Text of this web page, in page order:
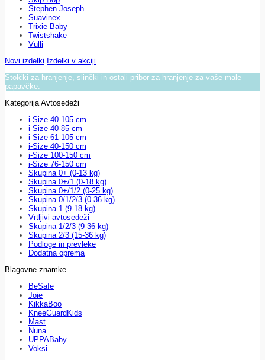
Stephen Joseph
Suavinex
Trixie Baby
Twistshake
Vulli
Novi izdelki Izdelki v akciji
Stolčki za hranjenje, slinčki in ostali pribor za hranjenje za vaše male
papavčke.
Kategorija Avtosedeži
i-Size 40-105 cm
i-Size 40-85 cm
i-Size 61-105 cm
i-Size 40-150 cm
i-Size 100-150 cm
i-Size 76-150 cm
Skupina 0+ (0-13 kg)
Skupina 0+/1 (0-18 kg)
Skupina 0+/1/2 (0-25 kg)
Skupina 0/1/2/3 (0-36 kg)
Skupina 1 (9-18 kg)
Vrtljivi avtosedeži
Skupina 1/2/3 (9-36 kg)
Skupina 2/3 (15-36 kg)
Podloge in prevleke
Dodatna oprema
Blagovne znamke
BeSafe
Joie
KikkaBoo
KneeGuardKids
Mast
Nuna
UPPABaby
Voksi